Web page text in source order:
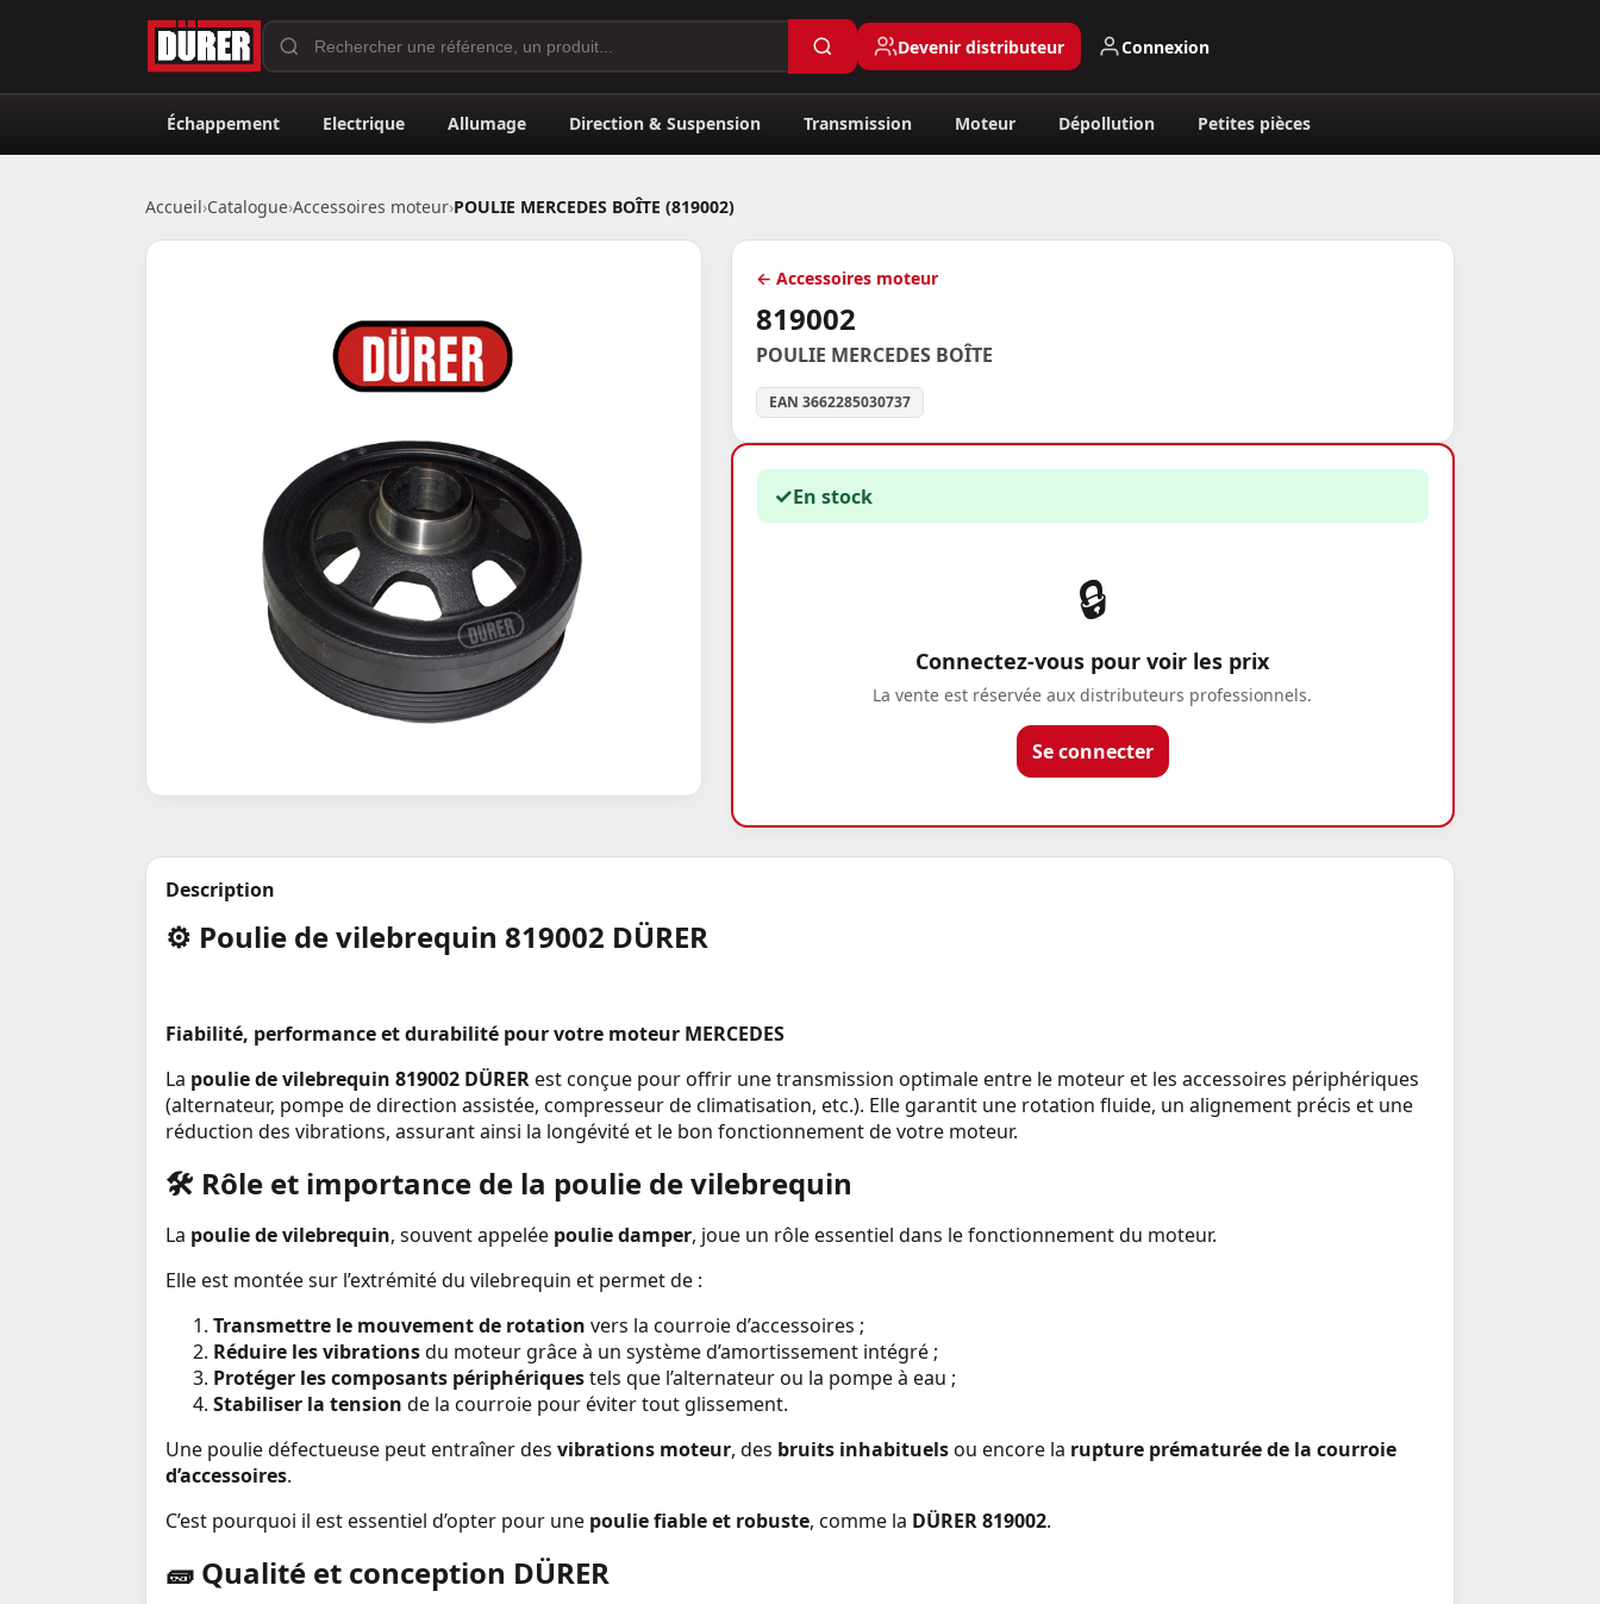
Devenir distributeur Connexion
Échappement Electrique Allumage Direction & Suspension Transmission Moteur Dépollution Petites pièces
Accueil›Catalogue›Accessoires moteur›POULIE MERCEDES BOÎTE (819002)
← Accessoires moteur
819002
POULIE MERCEDES BOÎTE
EAN 3662285030737
✓En stock
🔒
Connectez-vous pour voir les prix
La vente est réservée aux distributeurs professionnels.
Se connecter
Description
⚙️ Poulie de vilebrequin 819002 DÜRER
Fiabilité, performance et durabilité pour votre moteur MERCEDES
La poulie de vilebrequin 819002 DÜRERest conçue pour offrir une transmission optimale entre le moteur et les accessoires périphériques
(alternateur, pompe de direction assistée, compresseur de climatisation, etc.). Elle garantit une rotation fluide, un alignement précis et une
réduction des vibrations, assurant ainsi la longévité et le bon fonctionnement de votre moteur.
🛠️ Rôle et importance de la poulie de vilebrequin
La poulie de vilebrequin, souvent appelée poulie damper, joue un rôle essentiel dans le fonctionnement du moteur.
Elle est montée sur l’extrémité du vilebrequin et permet de :
Transmettre le mouvement de rotation vers la courroie d’accessoires ;
Réduire les vibrationsdu moteur grâce à un système d’amortissement intégré ;
Protéger les composants périphériquestels que l’alternateur ou la pompe à eau ;
Stabiliser la tension de la courroie pour éviter tout glissement.
Une poulie défectueuse peut entraîner des vibrations moteur, des bruits inhabituelsou encore la rupture prématurée de la courroie
d’accessoires.
C’est pourquoi il est essentiel d’opter pour une poulie fiable et robuste, comme la DÜRER 819002.
🧱 Qualité et conception DÜRER